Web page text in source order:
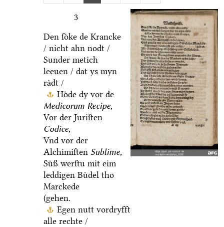
3
Den ſoͤke de Krancke
/ nicht ahn nodt /
Sunder metich
leeuen / dat ys myn
raͤdt /
Hoͤde dy vor de
Medicorum Recipe,
Vor der Juriſten
Codice,
Vnd vor der
Alchimiſten Sublime,
Suͤß werſtu mit eim
leddigen Buͤdel tho
Marckede
(gehen.
Egen nutt vordryfft
alle rechte /